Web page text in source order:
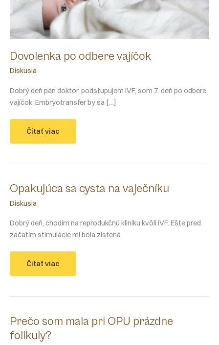
Dovolenka po odbere vajíčok
Diskusia
Dobrý deň pán doktor, podstupujem IVF, som 7. deň po odbere
vajíčok. Embryotransfer by sa […]
Dovolenka
odbere
Čítať viac
Opakujúca sa cysta na vaječníku
Diskusia
Dobrý deň, chodím na reprodukčnú kliniku kvôli IVF. Ešte pred
začatím stimulácie mi bola zistená
Opakujúca
cysta
Čítať viac
Prečo som mala pri OPU prázdne
folikuly?